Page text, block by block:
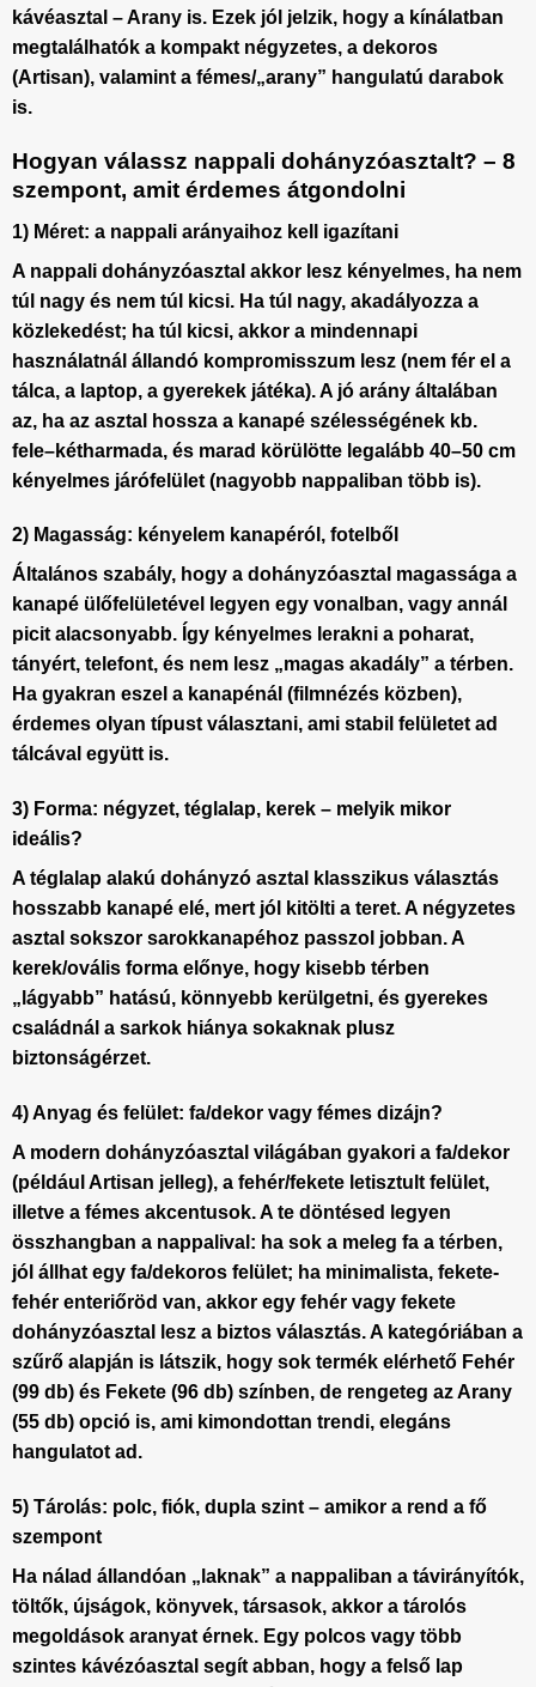
kávéasztal – Arany is. Ezek jól jelzik, hogy a kínálatban
megtalálhatók a kompakt négyzetes, a dekoros
(Artisan), valamint a fémes/„arany” hangulatú darabok
is.
Hogyan válassz nappali dohányzóasztalt? – 8
szempont, amit érdemes átgondolni
1) Méret: a nappali arányaihoz kell igazítani
A nappali dohányzóasztal akkor lesz kényelmes, ha nem
túl nagy és nem túl kicsi. Ha túl nagy, akadályozza a
közlekedést; ha túl kicsi, akkor a mindennapi
használatnál állandó kompromisszum lesz (nem fér el a
tálca, a laptop, a gyerekek játéka). A jó arány általában
az, ha az asztal hossza a kanapé szélességének kb.
fele–kétharmada, és marad körülötte legalább 40–50 cm
kényelmes járófelület (nagyobb nappaliban több is).
2) Magasság: kényelem kanapéról, fotelből
Általános szabály, hogy a dohányzóasztal magassága a
kanapé ülőfelületével legyen egy vonalban, vagy annál
picit alacsonyabb. Így kényelmes lerakni a poharat,
tányért, telefont, és nem lesz „magas akadály” a térben.
Ha gyakran eszel a kanapénál (filmnézés közben),
érdemes olyan típust választani, ami stabil felületet ad
tálcával együtt is.
3) Forma: négyzet, téglalap, kerek – melyik mikor
ideális?
A téglalap alakú dohányzó asztal
klasszikus választás
hosszabb kanapé elé, mert jól kitölti a teret. A négyzetes
asztal sokszor sarokkanapéhoz passzol jobban. A
kerek/ovális forma előnye, hogy kisebb térben
„lágyabb” hatású, könnyebb kerülgetni, és gyerekes
családnál a sarkok hiánya sokaknak plusz
biztonságérzet.
4) Anyag és felület: fa/dekor vagy fémes dizájn?
A modern dohányzóasztal világában gyakori a fa/dekor
(például Artisan jelleg), a fehér/fekete letisztult felület,
illetve a fémes akcentusok. A te döntésed legyen
összhangban a nappalival: ha sok a meleg fa a térben,
jól állhat egy fa/dekoros felület; ha minimalista, fekete-
fehér enteriőröd van, akkor egy fehér vagy fekete
dohányzóasztal lesz a biztos választás. A kategóriában a
szűrő alapján is látszik, hogy sok termék elérhető Fehér
(99 db) és Fekete (96 db) színben, de rengeteg azArany
(55 db) opció is, ami kimondottan trendi, elegáns
hangulatot ad.
5) Tárolás: polc, fiók, dupla szint – amikor a rend a fő
szempont
Ha nálad állandóan „laknak” a nappaliban a távirányítók,
töltők, újságok, könyvek, társasok, akkor a tárolós
megoldások aranyat érnek. Egy polcos vagy több
szintes kávézóasztal segít abban, hogy a felső lap